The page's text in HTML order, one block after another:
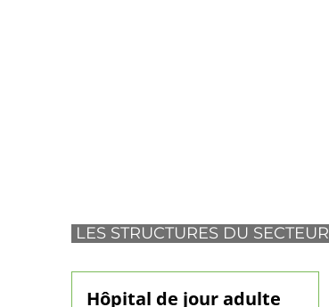
LES STRUCTURES DU SECTEUR
Hôpital de jour adulte